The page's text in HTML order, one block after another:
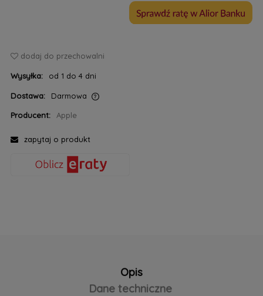
dodaj do przechowalni
Wysyłka: od 1 do 4 dni
Dostawa:
Darmowa
Producent:
Apple
zapytaj o produkt
Opis
Dane techniczne